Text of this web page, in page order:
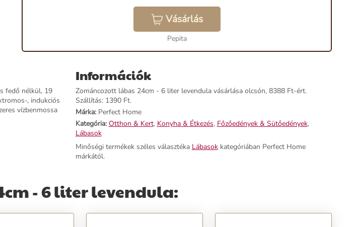
Vásárlás
Pepita
fedő nélkül, 19
, indukciós
vízbenmossa
Információk
Zománcozott lábas 24cm - 6 liter levendula vásárlása olcsón, 8388 Ft-ért.
Szállítás: 1390 Ft.
Márka:Perfect Home
Kategória: Otthon & Kert, Konyha & Étkezés, Főzőedények & Sütőedények,
Lábasok
Minőségi termékek széles választéka Lábasokkategóriában Perfect Home
márkától.
- 6 liter levendula: